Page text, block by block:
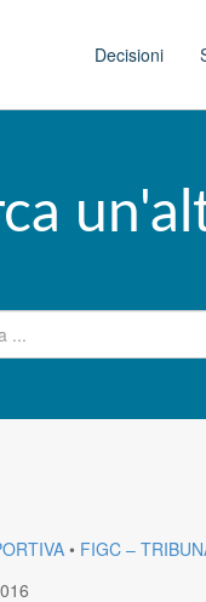
Decisioni
per:
• FIGC –